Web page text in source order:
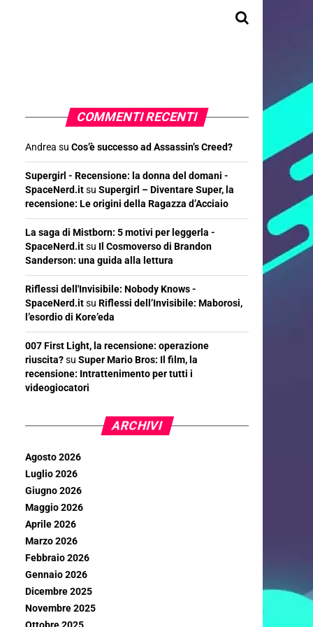
COMMENTI RECENTI
Andrea su Cos’è successo ad Assassin’s Creed?
Supergirl - Recensione: la donna del domani -
SpaceNerd.itsu Supergirl – Diventare Super, la
recensione: Le origini della Ragazza d’Acciaio
La saga di Mistborn: 5 motivi per leggerla -
SpaceNerd.itsu Il Cosmoverso di Brandon
Sanderson: una guida alla lettura
Riflessi dell'Invisibile: Nobody Knows -
SpaceNerd.itsu Riflessi dell’Invisibile: Maborosi,
l’esordio di Kore’eda
007 First Light, la recensione: operazione
riuscita?su Super Mario Bros: Il film, la
recensione: Intrattenimento per tutti i
videogiocatori
ARCHIVI
Agosto 2026
Luglio 2026
Giugno 2026
Maggio 2026
Aprile 2026
Marzo 2026
Febbraio 2026
Gennaio 2026
Dicembre 2025
Novembre 2025